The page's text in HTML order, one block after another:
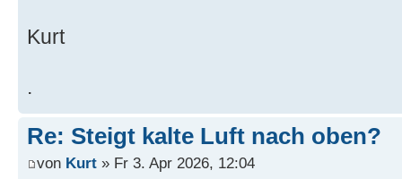
Kurt
.
Re: Steigt kalte Luft nach oben?
von Kurt » Fr 3. Apr 2026, 12:04